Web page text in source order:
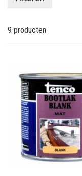
9 producten